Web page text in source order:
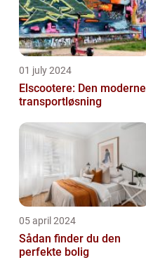
01 july 2024
Elscootere: Den moderne
transportløsning
05 april 2024
Sådan finder du den
perfekte bolig